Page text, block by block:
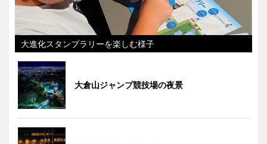
大進化スタンプラリーを楽しむ様子
大倉山ジャンプ競技場の夜景